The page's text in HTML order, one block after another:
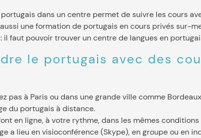
dans un centre permet de suivre les cours
une formation de portugais en cours privés sur-
il faut pouvoir trouver un centre de langues en
le portugais avec des
pas à Paris ou dans une grande ville comme
du portugais à distance.
en ligne, à votre rythme, dans les mêmes
a lieu en visioconférence (Skype), en groupe ou en